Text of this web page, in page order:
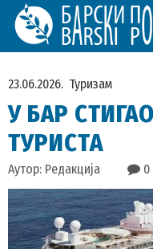
23.06.2026. Туризам
У БАР
ТУРИСТА
Аутор: Редакција 0